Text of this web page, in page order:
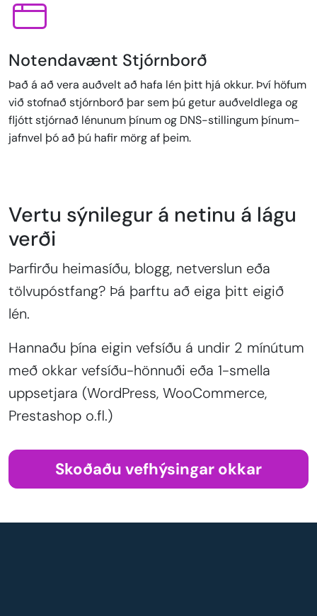
Notendavænt Stjórnborð
Það á að vera auðvelt að hafa lén þitt hjá okkur. Því höfum
við stofnað stjórnborð þar sem þú getur auðveldlega og
fljótt stjórnað lénunum þínum og DNS-stillingum þínum-
jafnvel þó að þú hafir mörg af þeim.
Vertu sýnilegur á netinu á lágu
verði
Þarfirðu heimasíðu, blogg, netverslun eða
tölvupóstfang? Þá þarftu að eiga þitt eigið
lén.
Hannaðu þína eigin vefsíðu á undir 2 mínútum
með okkar vefsíðu-hönnuði eða 1-smella
uppsetjara (WordPress, WooCommerce,
Prestashop o.fl.)
Skoðaðu vefhýsingar okkar